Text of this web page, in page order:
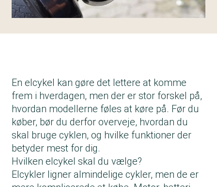
En elcykel kan gøre det lettere at komme
frem i hverdagen, men der er stor forskel på,
hvordan modellerne føles at køre på. Før du
køber, bør du derfor overveje, hvordan du
skal bruge cyklen, og hvilke funktioner der
betyder mest for dig.
Hvilken elcykel skal du vælge?
Elcykler ligner almindelige cykler, men de er